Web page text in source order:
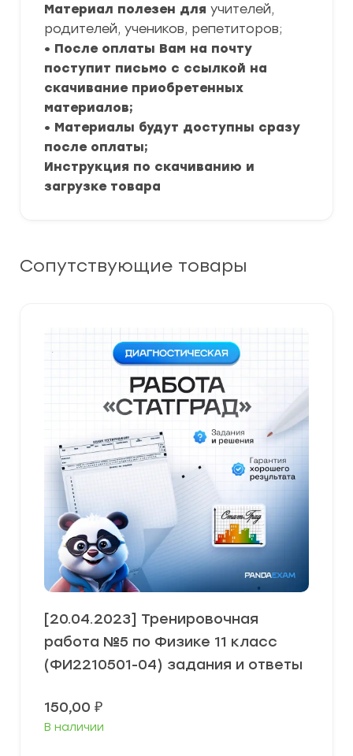
Материал полезен для учителей,
родителей, учеников, репетиторов;
• После оплаты Вам на почту
поступит письмо с ссылкой на
скачивание приобретенных
материалов;
• Материалы будут доступны сразу
после оплаты;
Инструкция по скачиванию и
загрузке товара
Сопутствующие товары
[20.04.2023] Тренировочная
работа №5 по Физике 11 класс
(ФИ2210501-04) задания и ответы
150,00 ₽
В наличии